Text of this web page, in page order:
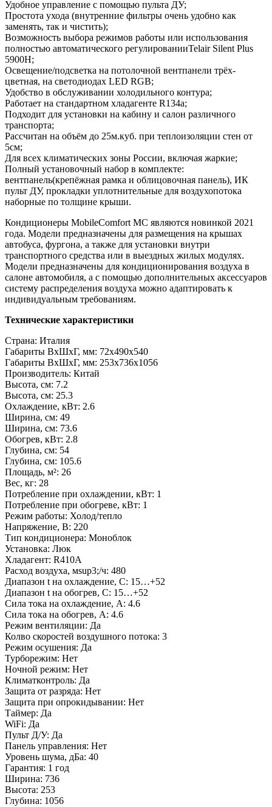
Удобное управление с помощью пульта ДУ;
Простота ухода (внутренние фильтры очень удобно как
заменять, так и чистить);
Возможность выбора режимов работы или использования
полностью автоматического регулированииTelair Silent Plus
5900H;
Освещение/подсветка на потолочной вентпанели трёх-
цветная, на светодиодах LED RGB;
Удобство в обслуживании холодильного контура;
Работает на стандартном хладагенте R134a;
Подходит для установки на кабину и салон различного
транспорта;
Рассчитан на объём до 25м.куб. при теплоизоляции стен от
5см;
Для всех климатических зоны России, включая жаркие;
Полный установочный набор в комплекте:
вентпанель(крепёжная рамка и облицовочная панель), ИК
пульт ДУ, прокладки уплотнительные для воздухопотока
наборные по толщине крыши.
Кондиционеры MobileComfort MC являются новинкой 2021
года. Модели предназначены для размещения на крышах
автобуса, фургона, а также для установки внутри
транспортного средства или в выездных жилых модулях.
Модели предназначены для кондиционирования воздуха в
салоне автомобиля, а с помощью дополнительных аксессуаров
систему распределения воздуха можно адаптировать к
индивидуальным требованиям.
Технические характеристики
Страна: Италия
Габариты ВхШхГ, мм: 72x490x540
Габариты ВхШхГ, мм: 253x736x1056
Производитель: Китай
Высота, см: 7.2
Высота, см: 25.3
Охлаждение, кВт: 2.6
Ширина, см: 49
Ширина, см: 73.6
Обогрев, кВт: 2.8
Глубина, см: 54
Глубина, см: 105.6
Площадь, м²: 26
Вес, кг: 28
Потребление при охлаждении, кВт: 1
Потребление при обогреве, кВт: 1
Режим работы: Холод/тепло
Напряжение, В: 220
Тип кондиционера: Моноблок
Установка: Люк
Хладагент: R410A
Расход воздуха, мsup3;/ч: 480
Диапазон t на охлаждение, С: 15…+52
Диапазон t на обогрев, С: 15…+52
Сила тока на охлаждение, А: 4.6
Сила тока на обогрев, А: 4.6
Режим вентиляции: Да
Колво скоростей воздушного потока: 3
Режим осушения: Да
Турборежим: Нет
Ночной режим: Нет
Климатконтроль: Да
Защита от разряда: Нет
Защита при опрокидывании: Нет
Таймер: Да
WiFi: Да
Пульт Д/У: Да
Панель управления: Нет
Уровень шума, дБа: 40
Гарантия: 1 год
Ширина: 736
Высота: 253
Глубина: 1056